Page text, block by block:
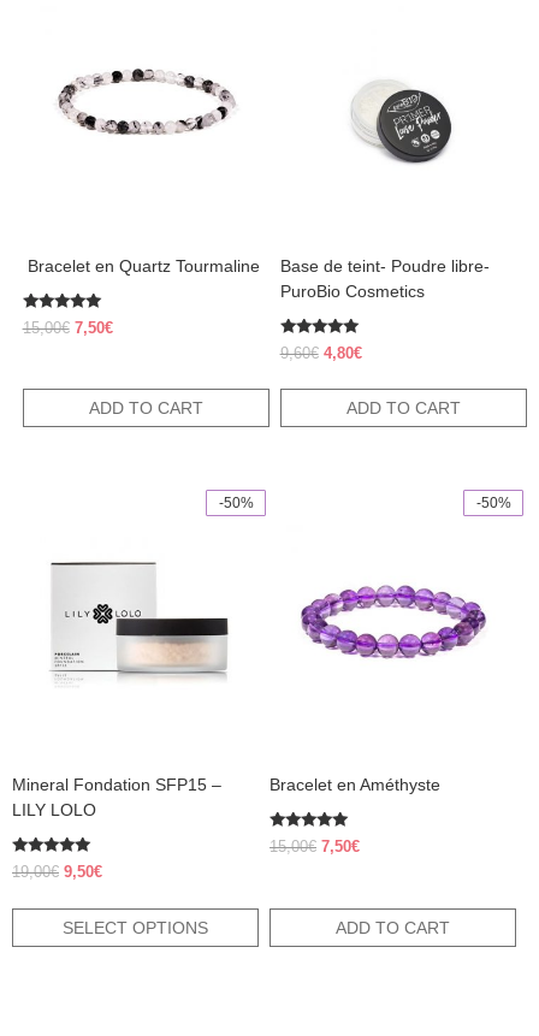
​ Bracelet en Quartz Tourmaline
Rated
5.00
15,00€ Original
15,00€.
7,50€Current
7,50€.
ADD TO CART
Base de teint- Poudre libre-
PuroBio Cosmetics
Rated
5.00
9,60€ Original
4,80€Current
ADD TO CART
-50%
Mineral Fondation SFP15 –
LILY LOLO
Rated
4.83
19,00€ Original
19,00€.
9,50€Current
9,50€.
SELECT OPTIONS
multiple
page
-50%
Bracelet en Améthyste
Rated
5.00
15,00€ Original
15,00€.
7,50€Current
7,50€.
ADD TO CART